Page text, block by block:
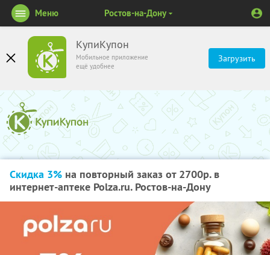
КупиКупон
Мобильное приложение
ещё удобнее
Загрузить
Меню Ростов-на-Дону
Скидка 3% на повторный заказ от 2700р. в
интернет-аптеке Polza.ru. Ростов-на-Дону